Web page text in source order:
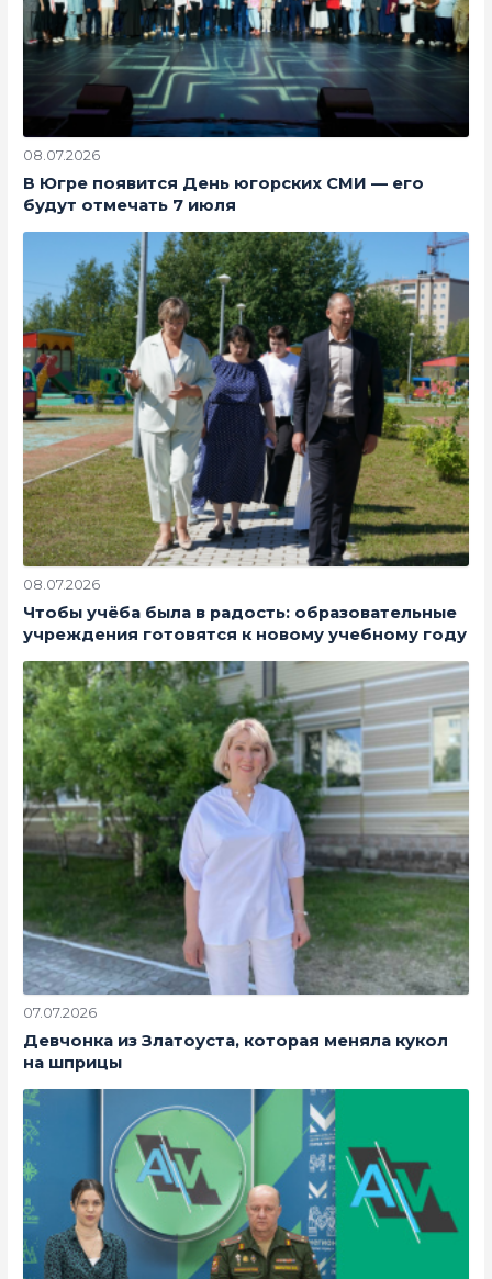
08.07.2026
В Югре появится День югорских СМИ — его
будут отмечать 7 июля
08.07.2026
Чтобы учёба была в радость: образовательные
учреждения готовятся к новому учебному году
07.07.2026
Девчонка из Златоуста, которая меняла кукол
на шприцы